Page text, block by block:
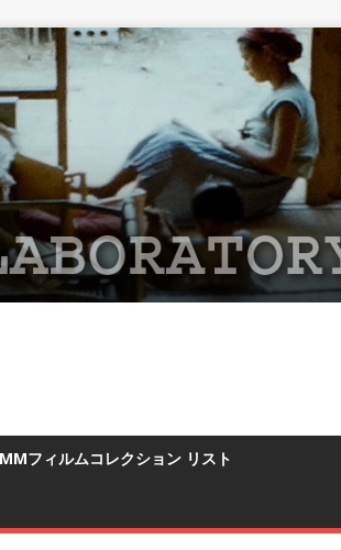
フィルムコレクション リスト